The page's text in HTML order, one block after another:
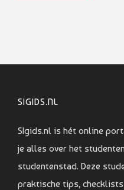
SIGIDS.NL
SIgids.nl is hét online
je alles over het
studentenstad. Deze
praktische tips,